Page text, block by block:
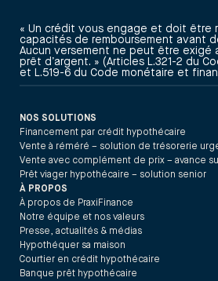
« Un crédit vous engage et doit être
capacités de remboursement avant
Aucun versement ne peut être exigé
prêt d’argent. » (Articles L.321-2 du
et L.519-6 du Code monétaire et
NOS SOLUTIONS
Financement par crédit hypothécaire
Vente à réméré – solution de trésorerie
Vente avec complément de prix – avance
Prêt viager hypothécaire – solution senior
À PROPOS
À propos de PraxiFinance
Notre équipe et nos valeurs
Presse, actualités & médias
Hypothéquer sa maison
Courtier en crédit hypothécaire
Banque prêt hypothécaire